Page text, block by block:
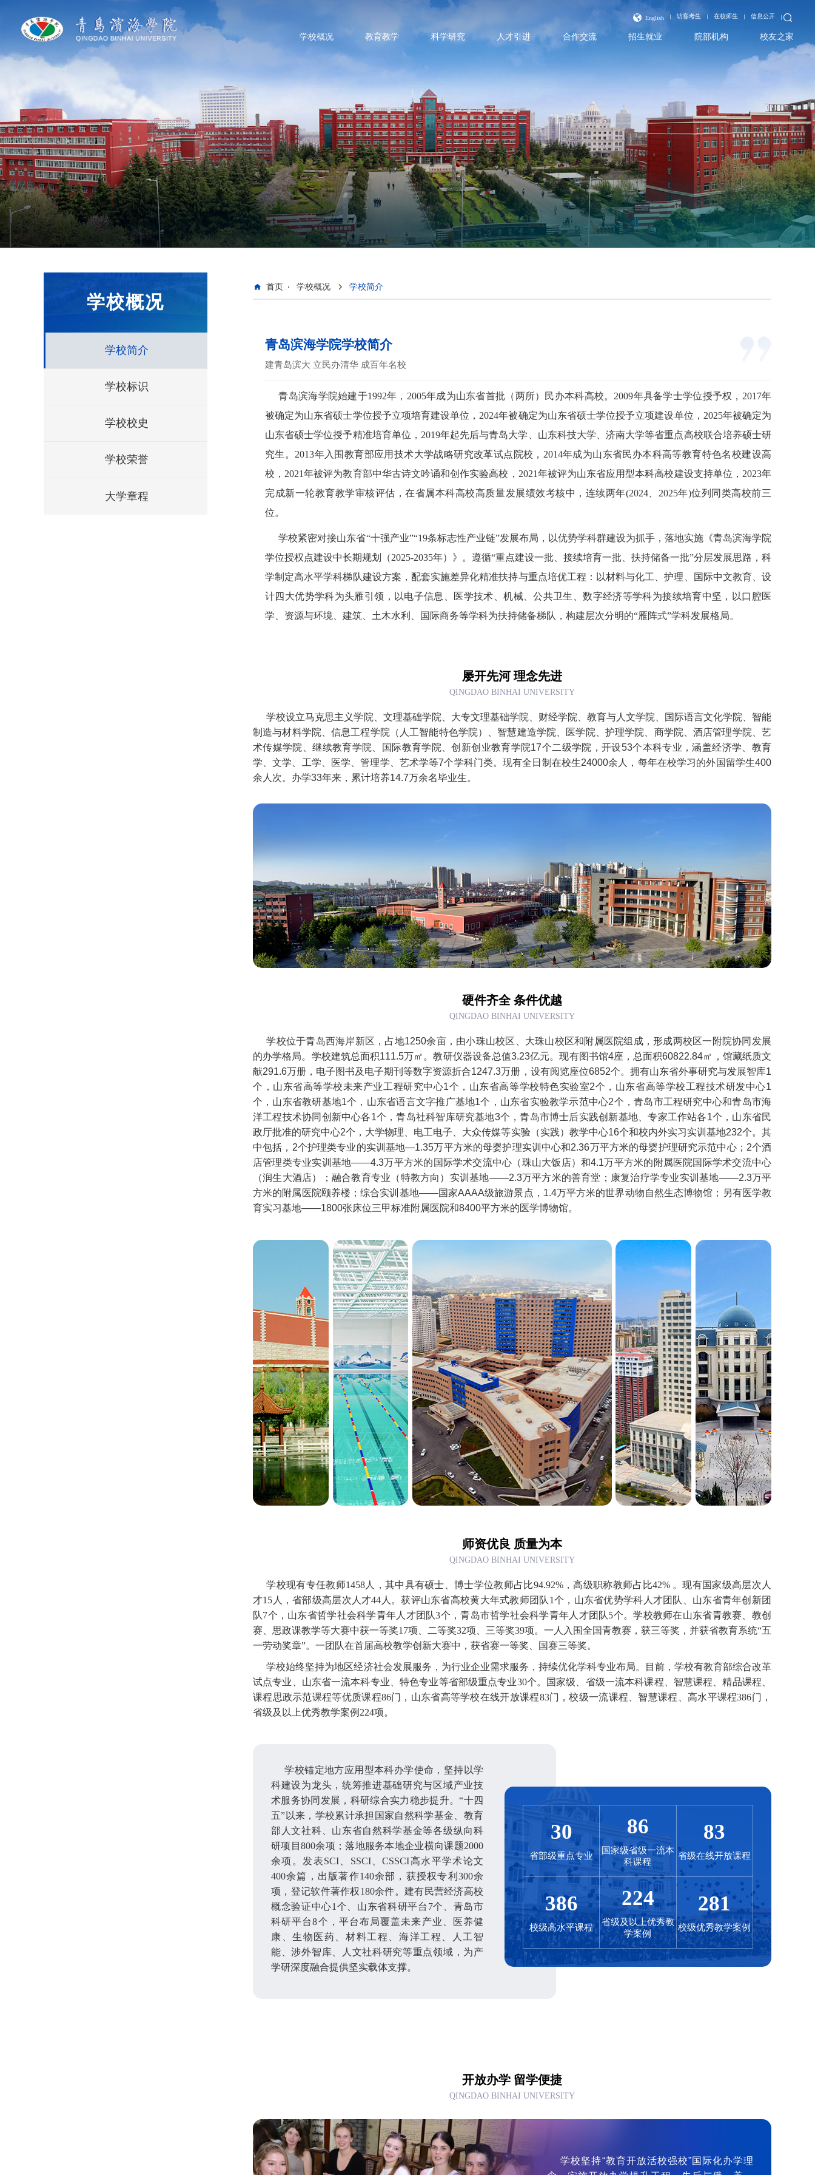
English 访客考生 在校师生 信息公开
学校概况 教育教学 科学研究 人才引进 合作交流 招生就业 院部机构 校友之家
学校概况
学校简介
学校标识
学校校史
学校荣誉
大学章程
首页 学校概况 学校简介
青岛滨海学院学校简介
建青岛滨大 立民办清华 成百年名校
青岛滨海学院始建于1992年，2005年成为山东省首批（两所）民办本科高校。2009年具备学士学位授予权，2017年
被确定为山东省硕士学位授予立项培育建设单位，2024年被确定为山东省硕士学位授予立项建设单位，2025年被确定为
山东省硕士学位授予精准培育单位，2019年起先后与青岛大学、山东科技大学、济南大学等省重点高校联合培养硕士研
究生。2013年入围教育部应用技术大学战略研究改革试点院校，2014年成为山东省民办本科高等教育特色名校建设高
校，2021年被评为教育部中华古诗文吟诵和创作实验高校，2021年被评为山东省应用型本科高校建设支持单位，2023年
完成新一轮教育教学审核评估，在省属本科高校高质量发展绩效考核中，连续两年(2024、2025年)位列同类高校前三
位。
学校紧密对接山东省“十强产业”“19条标志性产业链”发展布局，以优势学科群建设为抓手，落地实施《青岛滨海学院
学位授权点建设中长期规划（2025-2035年）》。遵循“重点建设一批、接续培育一批、扶持储备一批”分层发展思路，科
学制定高水平学科梯队建设方案，配套实施差异化精准扶持与重点培优工程：以材料与化工、护理、国际中文教育、设
计四大优势学科为头雁引领，以电子信息、医学技术、机械、公共卫生、数字经济等学科为接续培育中坚，以口腔医
学、资源与环境、建筑、土木水利、国际商务等学科为扶持储备梯队，构建层次分明的“雁阵式”学科发展格局。
屡开先河 理念先进
QINGDAO BINHAI UNIVERSITY
学校设立马克思主义学院、文理基础学院、大专文理基础学院、财经学院、教育与人文学院、国际语言文化学院、智能
制造与材料学院、信息工程学院（人工智能特色学院）、智慧建造学院、医学院、护理学院、商学院、酒店管理学院、艺
术传媒学院、继续教育学院、国际教育学院、创新创业教育学院17个二级学院，开设53个本科专业，涵盖经济学、教育
学、文学、工学、医学、管理学、艺术学等7个学科门类。现有全日制在校生24000余人，每年在校学习的外国留学生400
余人次。办学33年来，累计培养14.7万余名毕业生。
硬件齐全 条件优越
QINGDAO BINHAI UNIVERSITY
学校位于青岛西海岸新区，占地1250余亩，由小珠山校区、大珠山校区和附属医院组成，形成两校区一附院协同发展
的办学格局。学校建筑总面积111.5万㎡。教研仪器设备总值3.23亿元。现有图书馆4座，总面积60822.84㎡，馆藏纸质文
献291.6万册，电子图书及电子期刊等数字资源折合1247.3万册，设有阅览座位6852个。拥有山东省外事研究与发展智库1
个，山东省高等学校未来产业工程研究中心1个，山东省高等学校特色实验室2个，山东省高等学校工程技术研发中心1
个，山东省教研基地1个，山东省语言文字推广基地1个，山东省实验教学示范中心2个，青岛市工程研究中心和青岛市海
洋工程技术协同创新中心各1个，青岛社科智库研究基地3个，青岛市博士后实践创新基地、专家工作站各1个，山东省民
政厅批准的研究中心2个，大学物理、电工电子、大众传媒等实验（实践）教学中心16个和校内外实习实训基地232个。其
中包括，2个护理类专业的实训基地—1.35万平方米的母婴护理实训中心和2.36万平方米的母婴护理研究示范中心；2个酒
店管理类专业实训基地——4.3万平方米的国际学术交流中心（珠山大饭店）和4.1万平方米的附属医院国际学术交流中心
（润生大酒店）；融合教育专业（特教方向）实训基地——2.3万平方米的善育堂；康复治疗学专业实训基地——2.3万平
方米的附属医院颐养楼；综合实训基地——国家AAAA级旅游景点，1.4万平方米的世界动物自然生态博物馆；另有医学教
育实习基地——1800张床位三甲标准附属医院和8400平方米的医学博物馆。
师资优良 质量为本
QINGDAO BINHAI UNIVERSITY
学校现有专任教师1458人，其中具有硕士、博士学位教师占比94.92%，高级职称教师占比42% 。现有国家级高层次人
才15人，省部级高层次人才44人。获评山东省高校黄大年式教师团队1个，山东省优势学科人才团队、山东省青年创新团
队7个，山东省哲学社会科学青年人才团队3个，青岛市哲学社会科学青年人才团队5个。学校教师在山东省青教赛、教创
赛、思政课教学等大赛中获一等奖17项、二等奖32项、三等奖39项。一人入围全国青教赛，获三等奖，并获省教育系统“五
一劳动奖章”。一团队在首届高校教学创新大赛中，获省赛一等奖、国赛三等奖。
学校始终坚持为地区经济社会发展服务，为行业企业需求服务，持续优化学科专业布局。目前，学校有教育部综合改革
试点专业、山东省一流本科专业、特色专业等省部级重点专业30个。国家级、省级一流本科课程、智慧课程、精品课程、
课程思政示范课程等优质课程86门，山东省高等学校在线开放课程83门，校级一流课程、智慧课程、高水平课程386门，
省级及以上优秀教学案例224项。
学校锚定地方应用型本科办学使命，坚持以学
科建设为龙头，统筹推进基础研究与区域产业技
术服务协同发展，科研综合实力稳步提升。“十四
五”以来，学校累计承担国家自然科学基金、教育
部人文社科、山东省自然科学基金等各级纵向科
研项目800余项；落地服务本地企业横向课题2000
余项。发表SCI、SSCI、CSSCI高水平学术论文
400余篇，出版著作140余部，获授权专利300余
项，登记软件著作权180余件。建有民营经济高校
概念验证中心1个、山东省科研平台7个、青岛市
科研平台8个，平台布局覆盖未来产业、医养健
康、生物医药、材料工程、海洋工程、人工智
能、涉外智库、人文社科研究等重点领域，为产
学研深度融合提供坚实载体支撑。
30
省部级重点专业
86
国家级省级一流本
科课程
83
省级在线开放课程
386
校级高水平课程
224
省级及以上优秀教
学案例
281
校级优秀教学案例
开放办学 留学便捷
QINGDAO BINHAI UNIVERSITY
学校坚持“教育开放活校强校”国际化办学理